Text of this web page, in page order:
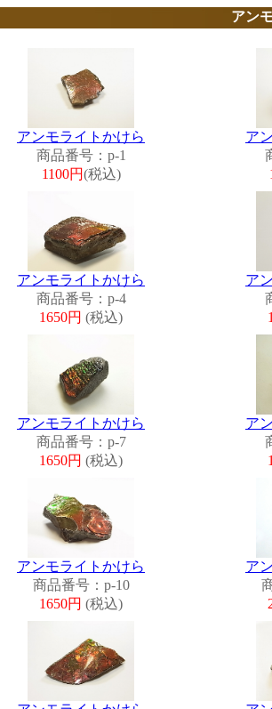
アン
アンモライトかけら
商品番号：p-1
1100円(税込)
ア
アンモライトかけら
商品番号：p-4
1650円 (税込)
ア
アンモライトかけら
商品番号：p-7
1650円 (税込)
ア
アンモライトかけら
商品番号：p-10
1650円 (税込)
ア